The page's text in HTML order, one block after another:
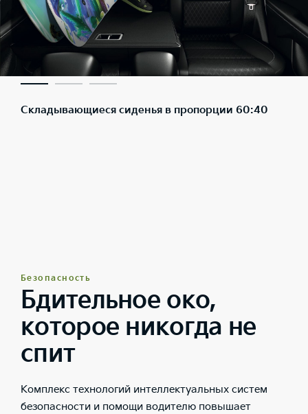
Складывающиеся сиденья в пропорции 60:40
Безопасность
Бдительное око,
которое никогда не
спит
Комплекс технологий интеллектуальных систем
безопасности и помощи водителю повышает